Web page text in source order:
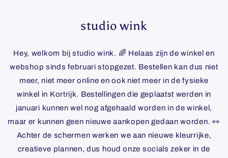
studio wink
Hey, welkom bij studio wink. 🌈 Helaas zijn de winkel en
webshop sinds februari stopgezet. Bestellen kan dus niet
meer, niet meer online en ook niet meer in de fysieke
winkel in Kortrijk. Bestellingen die geplaatst werden in
januari kunnen wel nog afgehaald worden in de winkel,
maar er kunnen geen nieuwe aankopen gedaan worden. 👀
Achter de schermen werken we aan nieuwe kleurrijke,
creatieve plannen, dus houd onze socials zeker in de